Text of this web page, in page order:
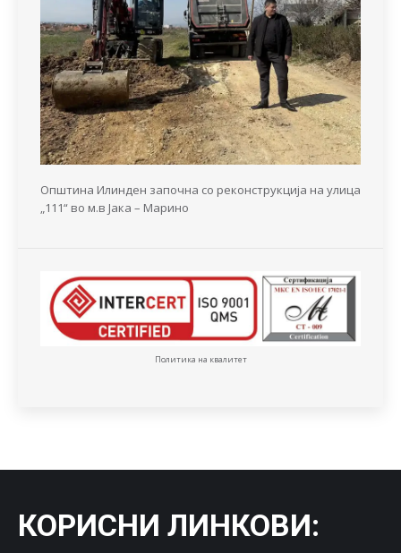
Општина Илинден започна со реконструкција на улица
„111“ во м.в Јака – Марино
Политика на квалитет
КОРИСНИ ЛИНКОВИ: